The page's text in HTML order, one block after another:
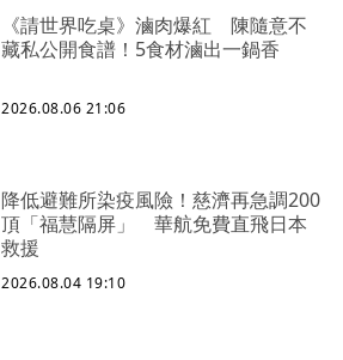
《請世界吃桌》滷肉爆紅 陳隨意不
藏私公開食譜！5食材滷出一鍋香
2026.08.06 21:06
降低避難所染疫風險！慈濟再急調200
頂「福慧隔屏」 華航免費直飛日本
救援
2026.08.04 19:10